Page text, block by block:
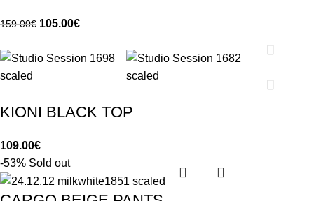
159.00€ 105.00€
KIONI BLACK TOP
109.00€
-53% Sold out